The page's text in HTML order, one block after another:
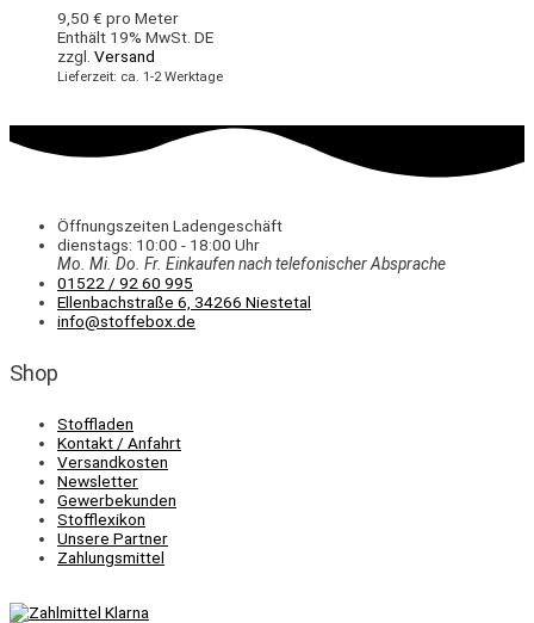
9,50 € pro Meter
Enthält 19% MwSt. DE
zzgl. Versand
Lieferzeit: ca. 1-2 Werktage
Öffnungszeiten Ladengeschäft
dienstags: 10:00 - 18:00 Uhr
Mo. Mi. Do. Fr. Einkaufennach telefonischer Absprache
01522 / 92 60 995
Ellenbachstraße 6, 34266 Niestetal
info@stoffebox.de
Shop
Stoffladen
Kontakt / Anfahrt
Versandkosten
Newsletter
Gewerbekunden
Stofflexikon
Unsere Partner
Zahlungsmittel